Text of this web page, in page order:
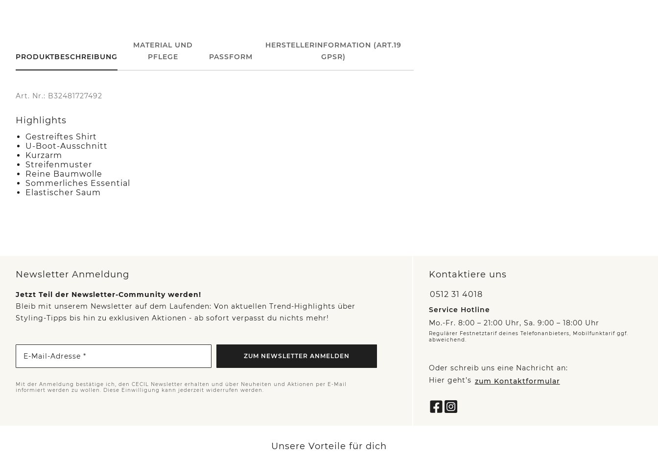
PRODUKTBESCHREIBUNG
MATERIAL UND
PFLEGE
PASSFORM
HERSTELLERINFORMATION (ART.19
GPSR)
Art. Nr.: B32481727492
Highlights
Gestreiftes Shirt
U-Boot-Ausschnitt
Kurzarm
Streifenmuster
Reine Baumwolle
Sommerliches Essential
Elastischer Saum
Newsletter Anmeldung
Jetzt Teil der Newsletter-Community werden!
Bleib mit unserem Newsletter auf dem Laufenden: Von aktuellen Trend-Highlights über
Styling-Tipps bis hin zu exklusiven Aktionen - ab sofort verpasst du nichts mehr!
E-Mail-Adresse * ZUM NEWSLETTER ANMELDEN
Mit der Anmeldung bestätige ich, den CECIL Newsletter erhalten und über Neuheiten und Aktionen per E-Mail
informiert werden zu wollen. Diese Einwilligung kann jederzeit widerrufen werden.
Kontaktiere uns
0512 31 4018
Service Hotline
Mo.-Fr. 8:00 – 21:00 Uhr, Sa. 9:00 – 18:00 Uhr
Regulärer Festnetztarif deines Telefonanbieters, Mobilfunktarif ggf.
abweichend.
Oder schreib uns eine Nachricht an:
Hier geht’s zum Kontaktformular
Unsere Vorteile für dich